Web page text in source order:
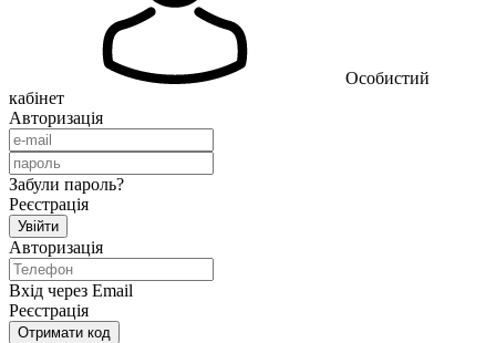
Особистий
кабінет
Авторизація
Забули пароль?
Реєстрація
Авторизація
Вхід через Email
Реєстрація